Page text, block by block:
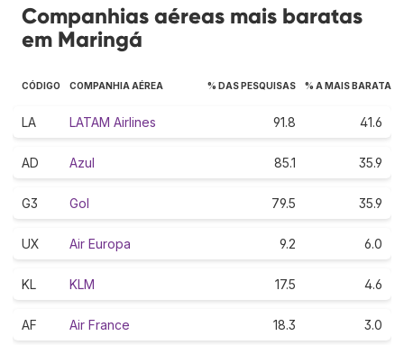
Companhias aéreas mais baratas
em Maringá
CÓDIGO COMPANHIA AÉREA % DAS PESQUISAS % A MAIS BARATA
LA LATAM Airlines 91.8 41.6
AD Azul 85.1 35.9
G3 Gol 79.5 35.9
UX Air Europa 9.2 6.0
KL KLM 17.5 4.6
AF Air France 18.3 3.0